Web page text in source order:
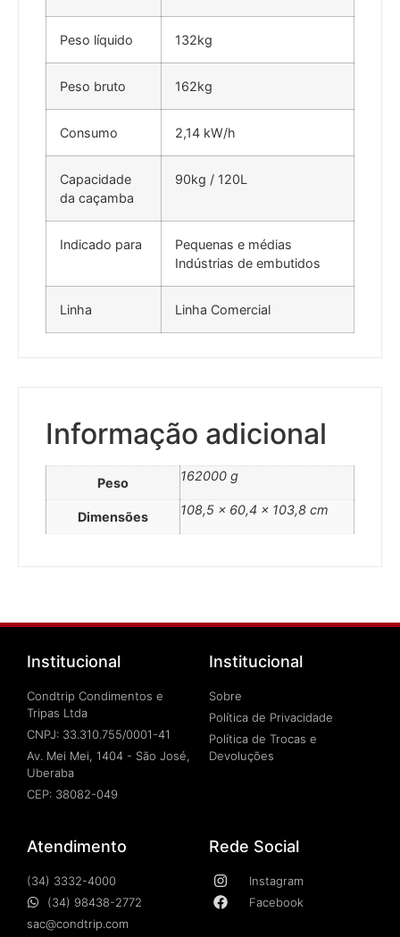
Peso líquido 132kg
Peso bruto 162kg
Consumo 2,14 kW/h
Capacidade
da caçamba
90kg / 120L
Indicado para
Pequenas e médias
Indústrias de embutidos
Linha Linha Comercial
Informação adicional
Peso 162000 g
Dimensões 108,5 × 60,4 × 103,8 cm
Institucional
Condtrip Condimentos e
Tripas Ltda
CNPJ: 33.310.755/0001-41
Av. Mei Mei, 1404 - São José,
Uberaba
CEP: 38082-049
Institucional
Sobre
Política de Privacidade
Política de Trocas e
Devoluções
Atendimento
(34) 3332-4000
(34) 98438-2772
sac@condtrip.com
Rede Social
Instagram
Facebook